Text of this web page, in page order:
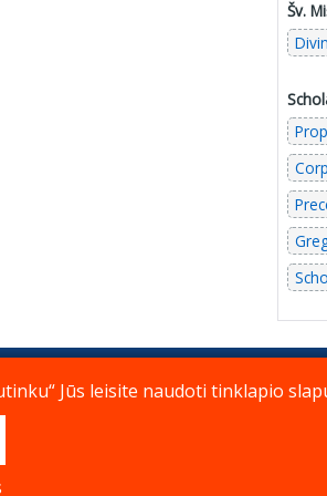
Šv.
Jūs leisite naudoti tinklapio